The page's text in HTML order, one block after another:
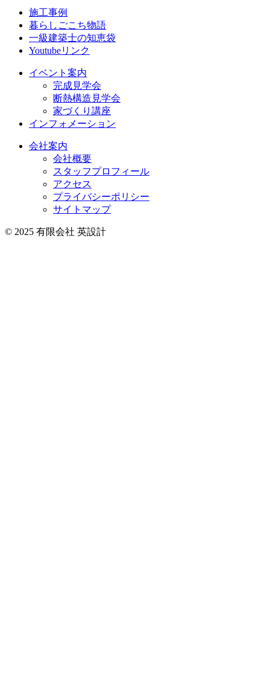
施工事例
暮らしごこち物語
一級建築士の知恵袋
Youtubeリンク
イベント案内
完成見学会
断熱構造見学会
家づくり講座
インフォメーション
会社案内
会社概要
スタッフプロフィール
アクセス
プライバシーポリシー
サイトマップ
© 2025 有限会社 英設計